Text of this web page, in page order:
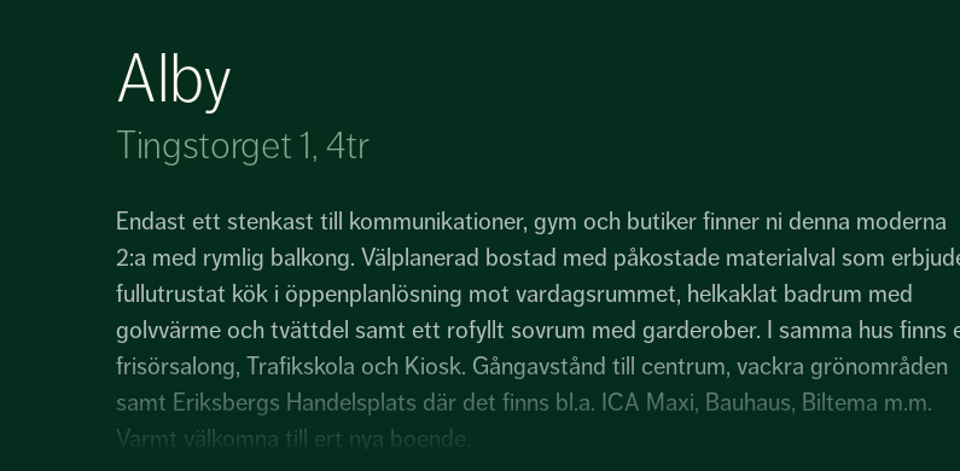
Tingstorget 1, 4tr
Alby
Endast ett stenkast till kommunikationer, gym och butiker finner ni denna moderna
2:a med rymlig balkong. Välplanerad bostad med påkostade materialval som
fullutrustat kök i öppenplanlösning mot vardagsrummet, helkaklat badrum med
golvvärme och tvättdel samt ett rofyllt sovrum med garderober. I samma hus finns
frisörsalong, Trafikskola och Kiosk. Gångavstånd till centrum, vackra grönområden
samt Eriksbergs Handelsplats där det finns bl.a. ICA Maxi, Bauhaus, Biltema m.m.
Varmt välkomna till ert nya boende.